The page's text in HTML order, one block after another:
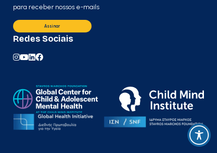
para receber nossos e-mails
Assinar
Redes Sociais